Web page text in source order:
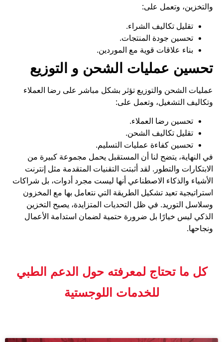
والتخزين، وتعمل على:
تقليل تكاليف الشراء.
تحسين جودة المنتجات.
بناء علاقات قوية مع الموردين.
تحسين عمليات الشحن و التوزيع
عمليات الشحن والتوزيع تؤثر بشكل مباشر على رضا العملاء
وتكاليف التشغيل، وتعمل على:
تحسين رضا العملاء.
تقليل تكاليف الشحن.
تحسين كفاءة عمليات التسليم.
في النهاية، يتضح لنا أن المستقبل يحمل مجموعة كبيرة من
الابتكارات والتطور. لقد أثبتت التقنيات المتقدمة مثل إنترنت
الأشياء والذكاء الاصطناعي أنها ليست مجرد أدوات، بل شراكات
استراتيجية تعيد تشكيل الطريقة التي نتعامل بها مع المخزون
وسلاسل التوريد. في ظل التحديات المتزايدة، يصبح التخزين
الذكي ليس خيارًا بل ضرورة حتمية لضمان استدامة الأعمال
ونجاحها.
كل ما تحتاج لمعرفته حول الدعم الطبي
للخدمات اللوجستية